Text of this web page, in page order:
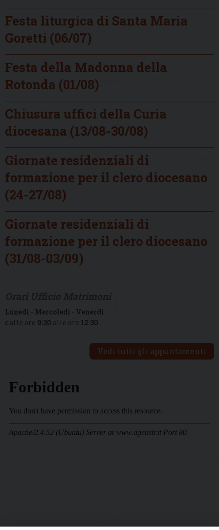
Festa liturgica di Santa Maria
Goretti (06/07)
Festa della Madonna della
Rotonda (01/08)
Chiusura uffici della Curia
diocesana (13/08-30/08)
Giornate residenziali di
formazione per il clero diocesano
(24-27/08)
Giornate residenziali di
formazione per il clero diocesano
(31/08-03/09)
Lunedì - Mercoledì - Venerdì
dalle ore 9:30 alle ore 12:30
Vedi tutti gli appuntamenti